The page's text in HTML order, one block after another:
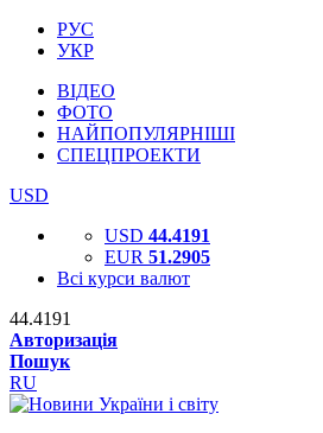
РУС
УКР
ВІДЕО
ФОТО
НАЙПОПУЛЯРНІШІ
СПЕЦПРОЕКТИ
USD
USD 44.4191
EUR 51.2905
Всі курси валют
44.4191
Авторизація
Пошук
RU